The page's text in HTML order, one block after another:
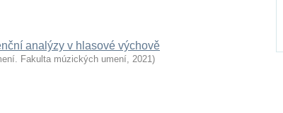
analýzy v hlasové výchově
Fakulta múzických umení, 2021)